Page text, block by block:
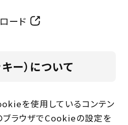
ード
ー）について
を使用しているコンテン
ブラウザでCookieの設定を